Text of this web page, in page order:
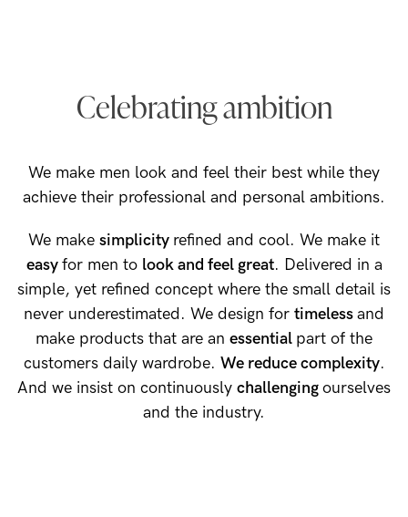
Celebrating ambition
We make men look and feel their best while they
achieve their professional and personal ambitions.
We make simplicity refined and cool. We make it
easyfor men to look and feel great. Delivered in a
simple, yet refined concept where the small detail is
never underestimated. We design for timelessand
make products that are an essential part of the
customers daily wardrobe. We reduce complexity.
And we insist on continuously challengingourselves
and the industry.